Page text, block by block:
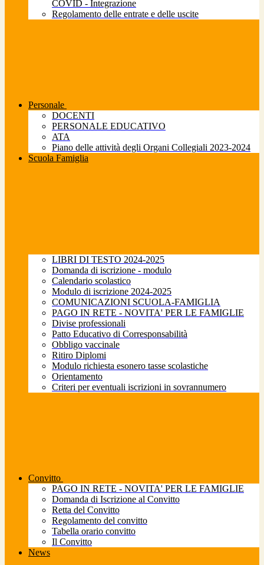
COVID - Integrazione
Regolamento delle entrate e delle uscite
Personale
DOCENTI
PERSONALE EDUCATIVO
ATA
Piano delle attività degli Organi Collegiali 2023-2024
Scuola Famiglia
LIBRI DI TESTO 2024-2025
Domanda di iscrizione - modulo
Calendario scolastico
Modulo di iscrizione 2024-2025
COMUNICAZIONI SCUOLA-FAMIGLIA
PAGO IN RETE - NOVITA' PER LE FAMIGLIE
Divise professionali
Patto Educativo di Corresponsabilità
Obbligo vaccinale
Ritiro Diplomi
Modulo richiesta esonero tasse scolastiche
Orientamento
Criteri per eventuali iscrizioni in sovrannumero
Convitto
PAGO IN RETE - NOVITA' PER LE FAMIGLIE
Domanda di Iscrizione al Convitto
Retta del Convitto
Regolamento del convitto
Tabella orario convitto
Il Convitto
News